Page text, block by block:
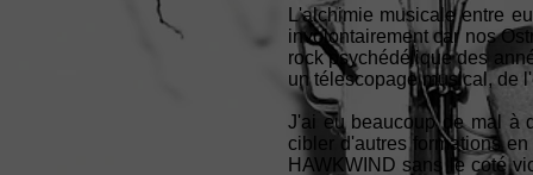
L'alchimie musicale entre
involontairement car nos
rock psychédélique des
un télescopage musical, de
J'ai eu beaucoup de mal à
cibler d'autres formations
HAWKWIND sans le coté